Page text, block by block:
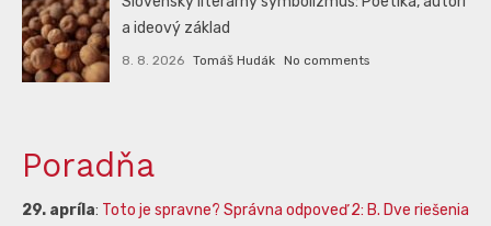
a ideový základ
8. 8. 2026 Tomáš Hudák No comments
Poradňa
29. apríla: Toto je spravne? Správna odpoveď 2: B. Dve riešenia